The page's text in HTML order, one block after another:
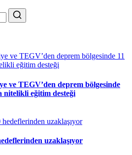
ve TEGV’den deprem bölgesinde
nitelikli eğitim desteği
uzaklaşıyor